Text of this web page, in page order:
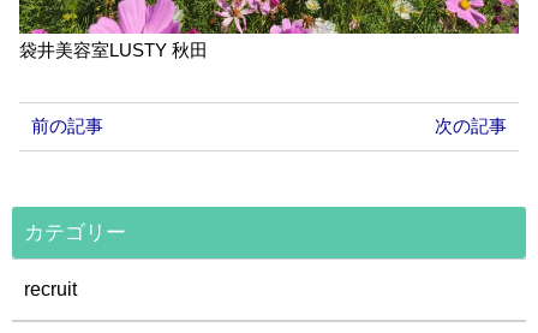
袋井美容室LUSTY 秋田
前の記事 次の記事
カテゴリー
recruit